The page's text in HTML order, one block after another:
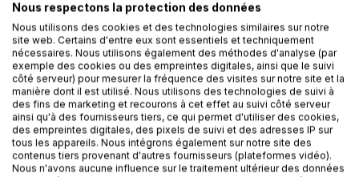
Laisser un avis
DESCRIPTION
Nous respectons la protection des données
Nous utilisons des cookies et des technologies similaires sur notre
site web. Certains d'entre eux sont essentiels et techniquement
nécessaires. Nous utilisons également des méthodes d'analyse (par
exemple des cookies ou des empreintes digitales, ainsi que le suivi
côté serveur) pour mesurer la fréquence des visites sur notre site et la
manière dont il est utilisé. Nous utilisons des technologies de suivi à
des fins de marketing et recourons à cet effet au suivi côté serveur
ainsi qu'à des fournisseurs tiers, ce qui permet d'utiliser des cookies,
des empreintes digitales, des pixels de suivi et des adresses IP sur
tous les appareils. Nous intégrons également sur notre site des
contenus tiers provenant d'autres fournisseurs (plateformes vidéo).
Nous n'avons aucune influence sur le traitement ultérieur des données